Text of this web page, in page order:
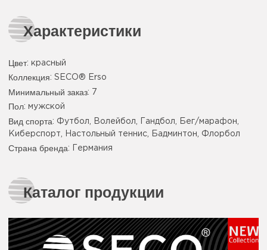
Характеристики
Цвет: красный
Коллекция: SECO® Erso
Минимальный заказ: 7
Пол: мужской
Вид спорта: Футбол, Волейбол, Гандбол, Бег/марафон,
Киберспорт, Настольный теннис, Бадминтон, Флорбол
Страна бренда: Германия
Каталог продукции